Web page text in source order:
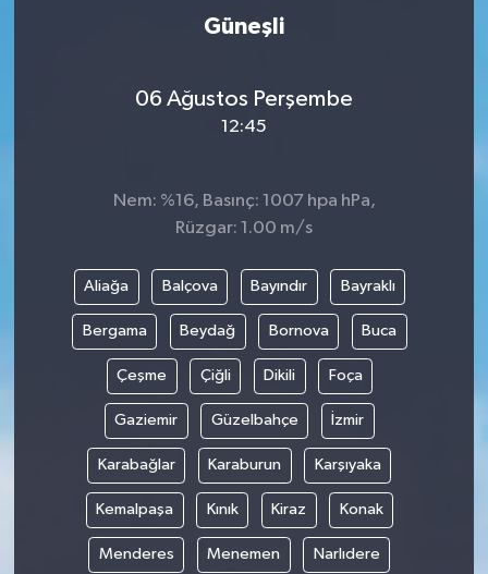
Güneşli
06 Ağustos Perşembe
12:45
Nem: %16, Basınç: 1007 hpa hPa,
Rüzgar: 1.00 m/s
Aliağa Balçova Bayındır Bayraklı
Bergama Beydağ Bornova Buca
Çeşme Çiğli Dikili Foça
Gaziemir Güzelbahçe İzmir
Karabağlar Karaburun Karşıyaka
Kemalpaşa Kınık Kiraz Konak
Menderes Menemen Narlıdere